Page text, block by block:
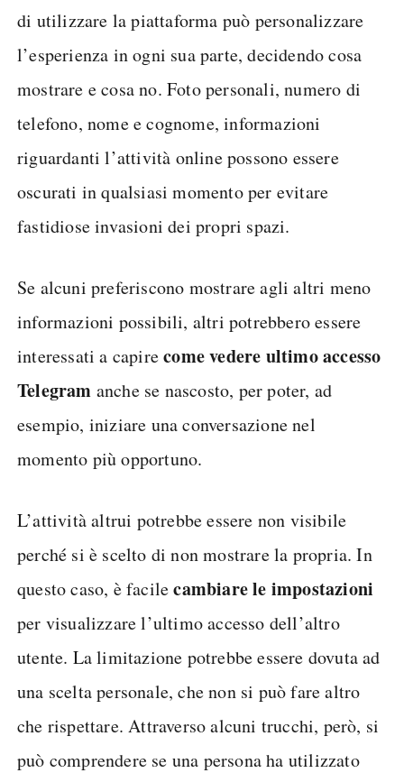
di utilizzare la piattaforma può personalizzare
l’esperienza in ogni sua parte, decidendo cosa
mostrare e cosa no. Foto personali, numero di
telefono, nome e cognome, informazioni
riguardanti l’attività online possono essere
oscurati in qualsiasi momento per evitare
fastidiose invasioni dei propri spazi.
Se alcuni preferiscono mostrare agli altri meno
informazioni possibili, altri potrebbero essere
interessati a capirecome vedere ultimo accesso
Telegram anche se nascosto, per poter, ad
esempio, iniziare una conversazione nel
momento più opportuno.
L’attività altrui potrebbe essere non visibile
perché si è scelto di non mostrare la propria. In
questo caso, è facilecambiare le impostazioni
per visualizzare l’ultimo accesso dell’altro
utente. La limitazione potrebbe essere dovuta ad
una scelta personale, che non si può fare altro
che rispettare. Attraverso alcuni trucchi, però, si
può comprendere se una persona ha utilizzato